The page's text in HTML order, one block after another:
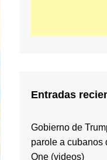
Entradas
Gobierno de
parole a cubanos
One (videos)